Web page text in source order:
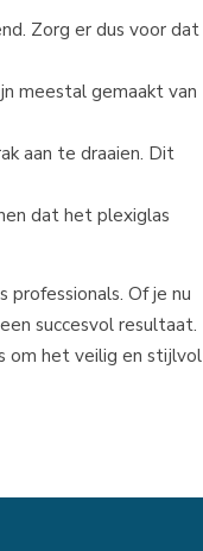
Zorg er dus voor dat
meestal gemaakt van
aan te draaien. Dit
dat het plexiglas
Of je nu
succesvol resultaat.
om het veilig en stijlvol